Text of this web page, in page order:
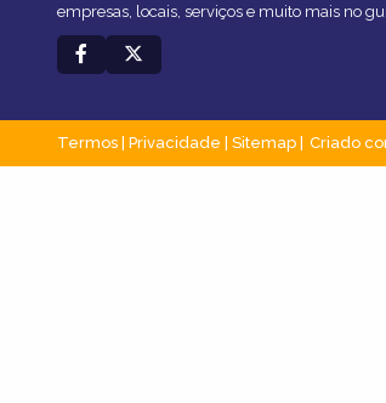
empresas, locais, serviços e muito mais no
Termos Privacidade Sitemap Criado